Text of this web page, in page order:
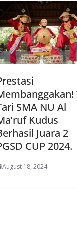
SMA NU Al
Kudus
Juara 2
CUP 2024.
August 18, 2024